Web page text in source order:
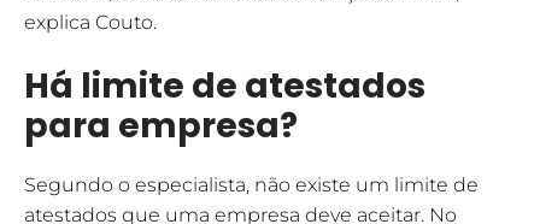
explica Couto.
Há limite de atestados
para empresa?
Segundo o especialista, não existe um limite de
atestados que uma empresa deve aceitar. No